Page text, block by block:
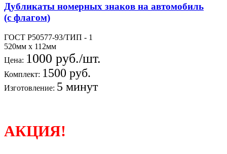
Дубликаты номерных знаков на автомобиль
(с флагом)
ГОСТ Р50577-93/ТИП - 1
520мм х 112мм
Цена: 1000 руб./шт.
Комплект: 1500 руб.
Изготовление: 5 минут
АКЦИЯ!